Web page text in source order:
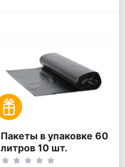
Пакеты в упаковке 60
литров 10 шт.
(10шт*1рул)